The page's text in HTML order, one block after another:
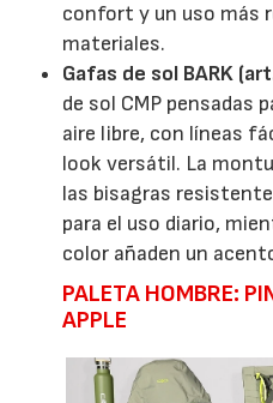
confort y un uso más
materiales.
Gafas de sol BARK
de sol CMP pensadas
aire libre, con líneas
look versátil. La
las bisagras
para el uso diario,
color añaden un
PALETA HOMBRE:
APPLE